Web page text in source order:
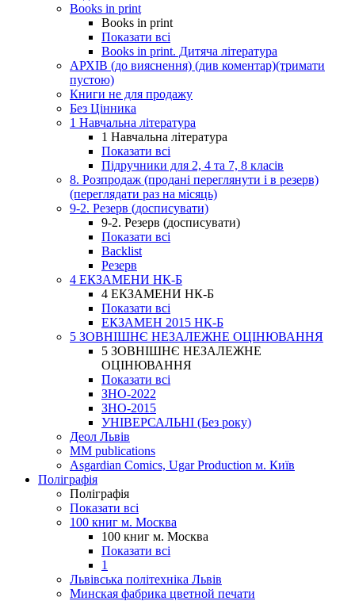
Books in print
Books in print
Показати всі
Books in print. Дитяча література
АРХІВ (до вияснення) (див коментар)(тримати
пустою)
Книги не для продажу
Без Цінника
1 Навчальна література
1 Навчальна література
Показати всі
Підручники для 2, 4 та 7, 8 класів
8. Розпродаж (продані переглянути і в резерв)
(переглядати раз на місяць)
9-2. Резерв (досписувати)
9-2. Резерв (досписувати)
Показати всі
Backlist
Резерв
4 ЕКЗАМЕНИ НК-Б
4 ЕКЗАМЕНИ НК-Б
Показати всі
ЕКЗАМЕН 2015 НК-Б
5 ЗОВНІШНЄ НЕЗАЛЕЖНЕ ОЦІНЮВАННЯ
5 ЗОВНІШНЄ НЕЗАЛЕЖНЕ
ОЦІНЮВАННЯ
Показати всі
ЗНО-2022
ЗНО-2015
УНІВЕРСАЛЬНІ (Без року)
Деол Львів
MM publications
Asgardian Comics, Ugar Production м. Київ
Поліграфія
Поліграфія
Показати всі
100 книг м. Москва
100 книг м. Москва
Показати всі
1
Львівська політехніка Львів
Минская фабрика цветной печати